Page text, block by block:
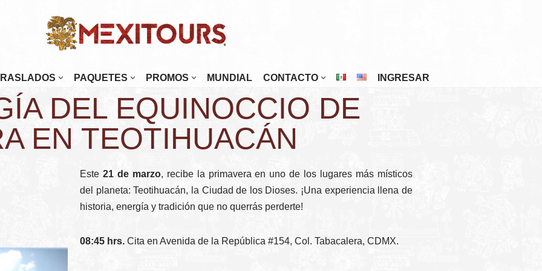
Mérida
Oaxaca
Palenque
Puerto Escondido
Puerto Vallarta
Riviera Maya
Veracruz
PAQUETES PROMOS MUNDIAL CONTACTO INGRESAR
DEL EQUINOCCIO DE
EN TEOTIHUACÁN
Este 21 de marzo, recibe la primavera en uno de los lugares más místicos
del planeta: Teotihuacán, la Ciudad de los Dioses. ¡Una experiencia llena de
historia, energía y tradición que no querrás perderte!
08:45 hrs. Cita en Avenida de la República #154, Col. Tabacalera, CDMX.